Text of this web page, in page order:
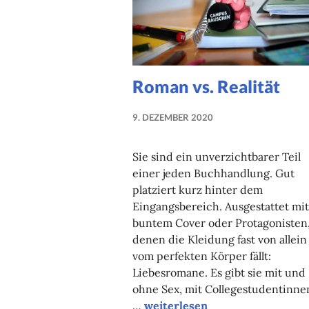
Roman vs. Realität
9. DEZEMBER 2020
Sie sind ein unverzichtbarer Teil
einer jeden Buchhandlung. Gut
platziert kurz hinter dem
Eingangsbereich. Ausgestattet mit
buntem Cover oder
denen die Kleidung fast von allein
vom perfekten Körper fällt:
Liebesromane. Es gibt sie mit und
ohne Sex, mit
… Roman vs. Realität
weiterlesen